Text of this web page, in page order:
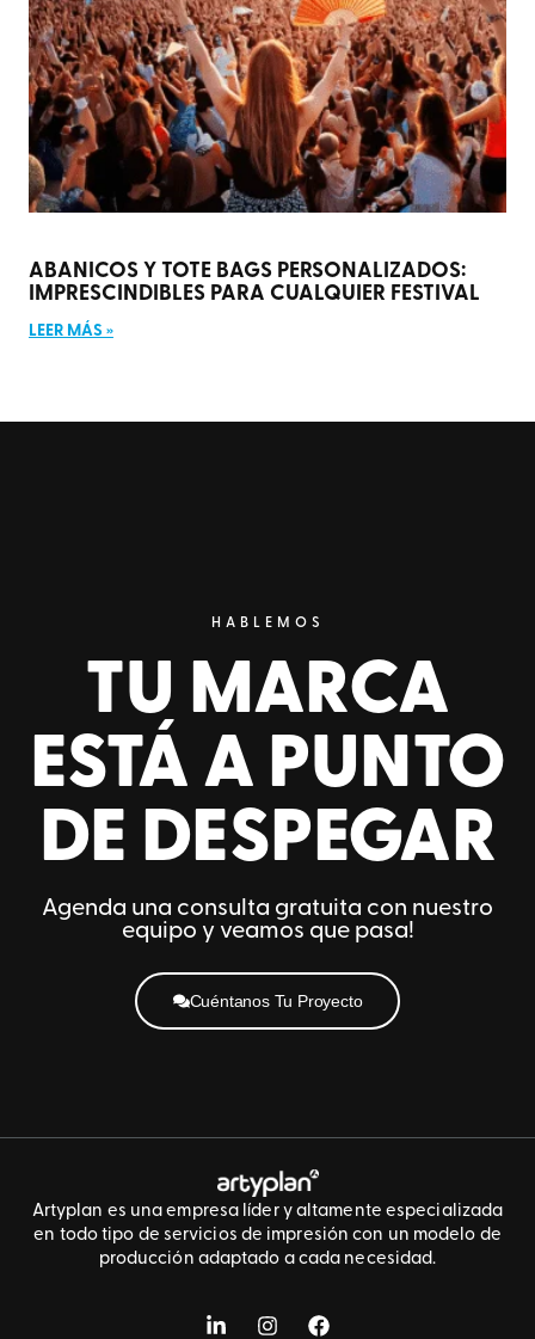
ABANICOS Y TOTE BAGS PERSONALIZADOS:
IMPRESCINDIBLES PARA CUALQUIER FESTIVAL
LEER MÁS »
HABLEMOS
TU MARCA
ESTÁ A PUNTO
DE DESPEGAR
Agenda una consulta gratuita con nuestro
equipo y veamos que pasa!
Cuéntanos Tu Proyecto
Artyplan es una empresa líder y altamente especializada
en todo tipo de servicios de impresión con un modelo de
producción adaptado a cada necesidad.